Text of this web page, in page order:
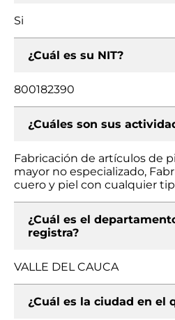
Si
¿Cuál es su NIT?
800182390
¿Cuáles son sus
Fabricación de artículos de
mayor no especializado,
cuero y piel con cualquier
¿Cuál es el
registra?
VALLE DEL CAUCA
¿Cuál es la ciudad en el